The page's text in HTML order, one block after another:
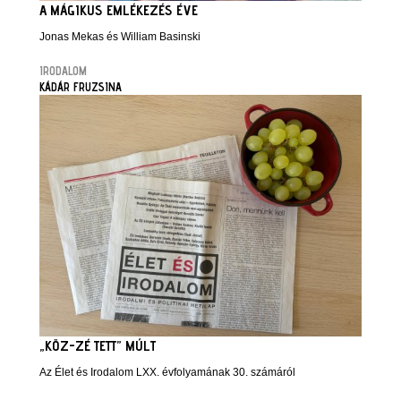
A MÁGIKUS EMLÉKEZÉS ÉVE
Jonas Mekas és William Basinski
IRODALOM
KÁDÁR FRUZSINA
„KÖZ-ZÉ TETT” MÚLT
Az Élet és Irodalom LXX. évfolyamának 30. számáról